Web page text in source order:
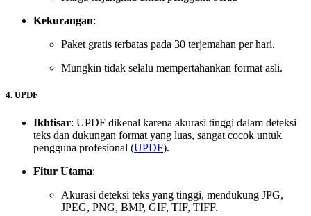
Kekurangan:
Paket gratis terbatas pada 30 terjemahan per hari.
Mungkin tidak selalu mempertahankan format asli.
4. UPDF
Ikhtisar: UPDF dikenal karena akurasi tinggi dalam deteksi
teks dan dukungan format yang luas, sangat cocok untuk
pengguna profesional (UPDF).
Fitur Utama:
Akurasi deteksi teks yang tinggi, mendukung JPG,
JPEG, PNG, BMP, GIF, TIF, TIFF.